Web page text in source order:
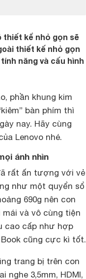
kể nhỏ gọn sẽ
thiết kế nhỏ gọn
năng và cấu hình
phần khung kim
bàn phím thì
nay. Hãy cùng
Lenovo nhé.
ánh nhìn
rất ấn tượng với vẻ
như một quyển sổ
690g nên con
mái và vô cùng tiện
cao cấp như hợp
cũng cực kì tốt.
trang bị trên con
3,5mm, HDMI,